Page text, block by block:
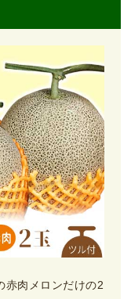
赤肉メロンだけの2